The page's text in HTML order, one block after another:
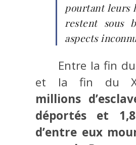
pourtant leurs
restent sous
aspects
Entre la fin du
et la fin du
millions
déportés et
d’entre eux